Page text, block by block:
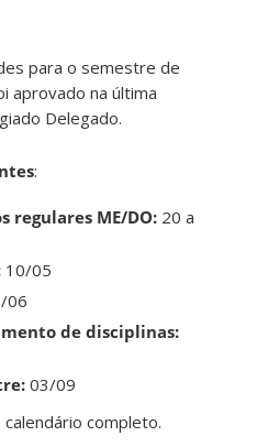
para o semestre de
aprovado na última
Delegado.
:
regulares ME/DO: 20 a
10/05
06
de disciplinas:
03/09
completo.